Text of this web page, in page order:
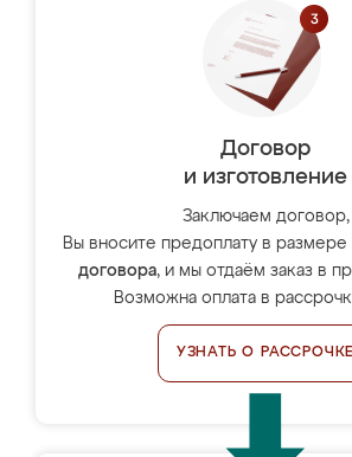
Договор
и изготовление
Заключаем договор,
Вы вносите предоплату в размере
договора, и мы отдаём заказ в
Возможна оплата в
УЗНАТЬ О РАССРОЧКЕ